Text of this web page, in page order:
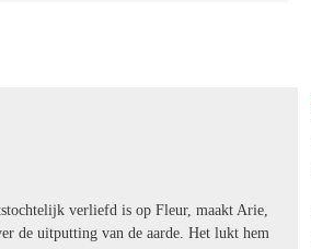
verliefd is op Fleur, maakt Arie,
de uitputting van de aarde. Het lukt hem